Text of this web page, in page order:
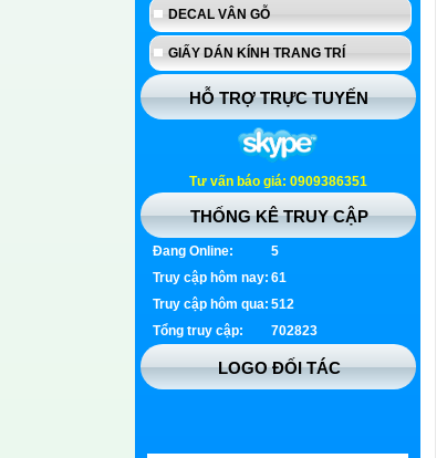
DECAL VÂN GỖ
GIẤY DÁN KÍNH TRANG TRÍ
HỖ TRỢ TRỰC TUYẾN
Tư vấn báo giá: 0909386351
THỐNG KÊ TRUY CẬP
Đang Online:
5
Truy cập hôm nay: 61
Truy cập hôm qua: 512
Tổng truy cập:
702823
LOGO ĐỐI TÁC